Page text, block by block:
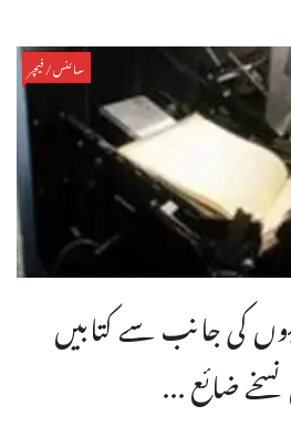
سائنس/فیچر
کی جانب سے کتابیں
ضائع ...